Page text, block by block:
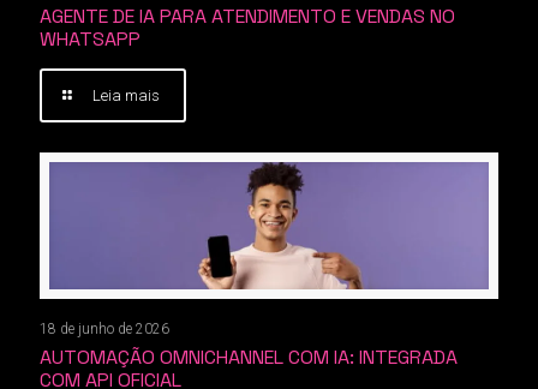
AGENTE DE IA PARA ATENDIMENTO E VENDAS NO
WHATSAPP
Leia mais
18 de junho de 2026
AUTOMAÇÃO OMNICHANNEL COM IA: INTEGRADA
COM API OFICIAL